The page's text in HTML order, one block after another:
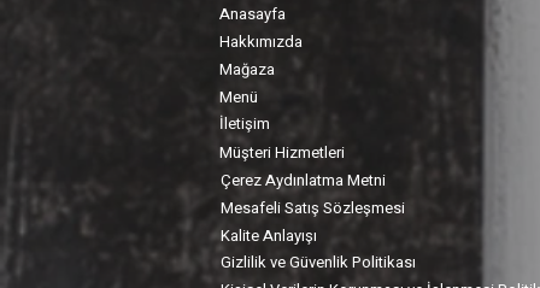
Anasayfa
Hakkımızda
Mağaza
Menü
İletişim
Müşteri Hizmetleri
Çerez Aydınlatma Metni
Mesafeli Satış Sözleşmesi
Kalite Anlayışı
Gizlilik ve Güvenlik Politikası